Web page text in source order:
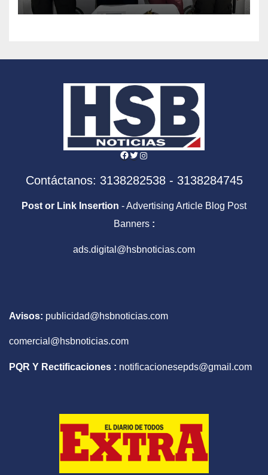
Facebook
Twitter
Instagram
Contáctanos: 3138282538 - 3138284745
Post or Link Insertion - Advertising Article Blog Post
Banners :
ads.digital@hsbnoticias.com
Avisos: publicidad@hsbnoticias.com
comercial@hsbnoticias.com
PQR Y Rectificaciones : notificacionesepds@gmail.com